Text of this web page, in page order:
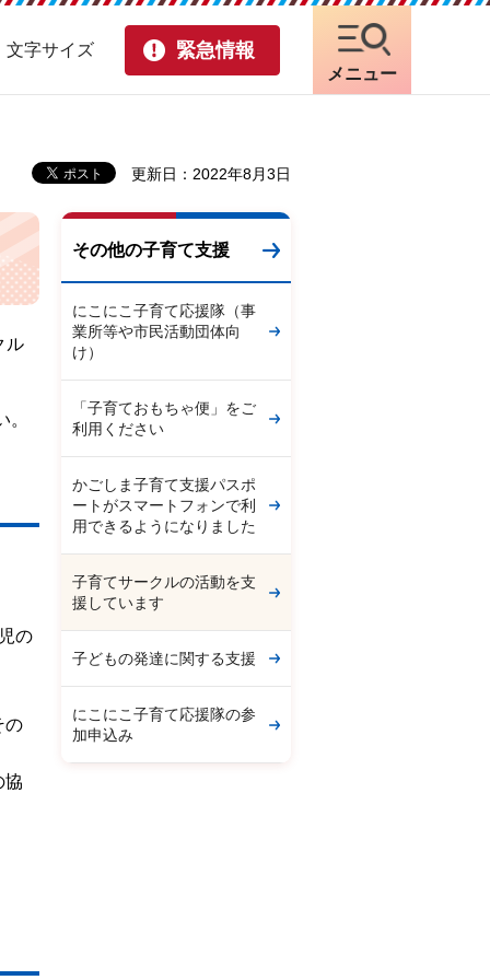
文字サイズ 緊急情報
メニュー
更新日：2022年8月3日
ル
の
の
協
その他の子育て支援
にこにこ子育て応援隊（事
業所等や市民活動団体向
け）
「子育ておもちゃ便」をご
利用ください
かごしま子育て支援パスポ
ートがスマートフォンで利
用できるようになりました
子育てサークルの活動を支
援しています
子どもの発達に関する支援
にこにこ子育て応援隊の参
加申込み